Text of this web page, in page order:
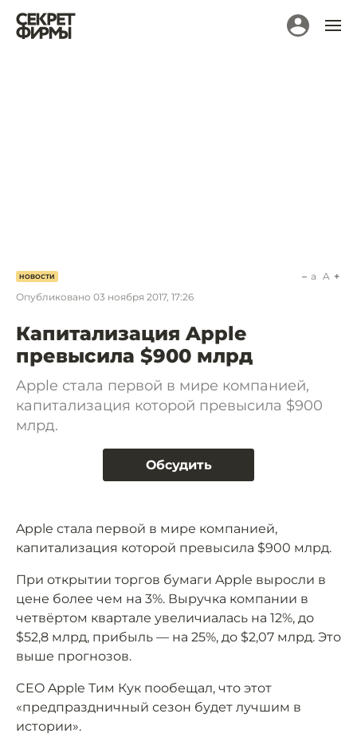
НОВОСТИ
Опубликовано 03 ноября 2017, 17:26
a A
Капитализация Apple
превысила $900 млрд
Apple стала первой в мире компанией,
капитализация которой превысила $900
млрд.
Обсудить
Apple стала первой в мире компанией,
капитализация которой превысила $900 млрд.
При открытии торгов бумаги Apple выросли в
цене более чем на 3%. Выручка компании в
четвёртом квартале увеличиалась на 12%, до
$52,8 млрд, прибыль — на 25%, до $2,07 млрд. Это
выше прогнозов.
CEO Apple Тим Кук пообещал, что этот
«предпраздничный сезон будет лучшим в
истории».